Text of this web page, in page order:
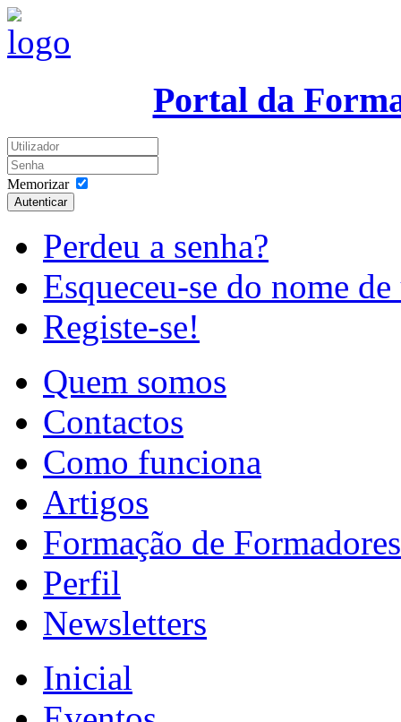
Portal da
Memorizar
Autenticar
Perdeu a senha?
Esqueceu-se do nome
Registe-se!
Quem somos
Contactos
Como funciona
Artigos
Formação de Formadores
Perfil
Newsletters
Inicial